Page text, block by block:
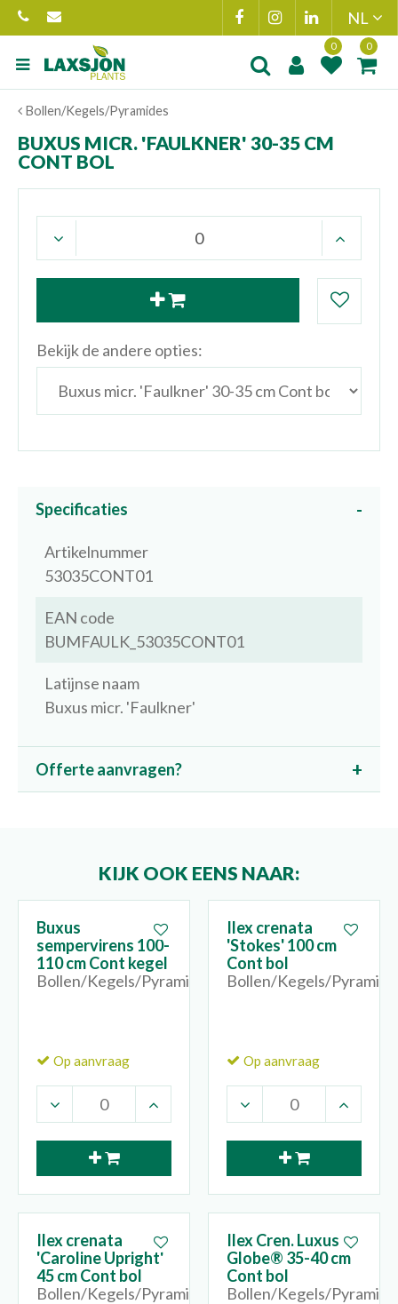
Ga
naar
content
Bollen/Kegels/Pyramides
BUXUS MICR. 'FAULKNER' 30-35 CM
CONT BOL
Bekijk de andere opties:
Specificaties
Artikelnummer
53035CONT01
EAN code
BUMFAULK_53035CONT01
Latijnse naam
Buxus micr. 'Faulkner'
Offerte aanvragen?
KIJK OOK EENS NAAR:
Buxus
sempervirens 100-
110 cm Cont kegel
Bollen/Kegels/Pyramides
Op aanvraag
Ilex crenata
'Stokes' 100 cm
Cont bol
Bollen/Kegels/
Op aanvraag
Ilex crenata
'Caroline Upright'
45 cm Cont bol
Bollen/Kegels/Pyramides
Ilex Cren. Luxus
Globe® 35-40 cm
Cont bol
Bollen/Kegels/